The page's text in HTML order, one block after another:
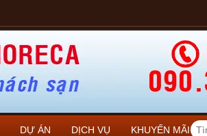
DỰ ÁN DỊCH VỤ KHUYẾN MÃI